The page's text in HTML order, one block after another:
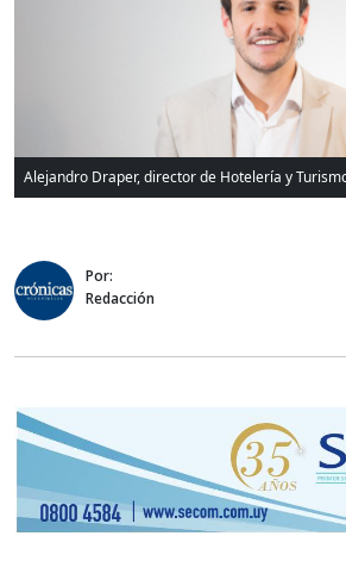
Alejandro Draper, director de Hotelería y
Por:
Redacción